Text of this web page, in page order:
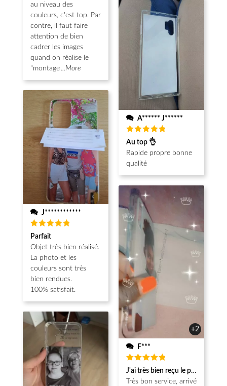
au niveau des
couleurs, c'est top. Par
contre, il faut faire
attention de bien
cadrer les images
quand on réalise le
"montage...More
J************
Note5
sur 5
Parfait
Objet très bien réalisé.
La photo et les
couleurs sont très
bien rendues.
100% satisfait.
A****** J******
Note5
sur 5
Au top 👌
Rapide propre bonne
qualité
+2
F***
Note5
sur 5
J'ai très bien reçu le produit.
Très bon service, arrivé